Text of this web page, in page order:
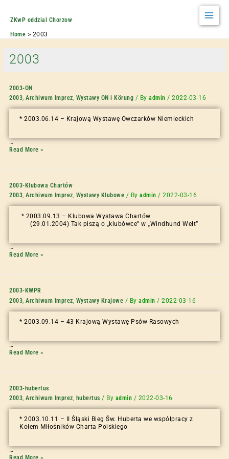
ZKwP oddzial Chorzow
Home
2003
2003
2003-ON
2003,Archiwum Imprez, Wystawy ON i Körung / Byadmin /2022-03-16
* 2003.06.14 – Krajową Wystawę Owczarków Niemieckich
…
Read More »
2003-Klubowa Chartów
2003,Archiwum Imprez, Wystawy Klubowe / Byadmin /2022-03-16
* 2003.09.13 – Klubowa Wystawa Chartów
(29.01.2004) Tak piszą o „klubówce” w „Windhund Welt”
…
Read More »
2003-KWPR
2003 ,Archiwum Imprez Wystawy Krajowe / Byadmin /2022-03-16
* 2003.09.14 – 43 Krajową Wystawę Psów Rasowych
…
Read More »
2003-hubertus
2003 ,Archiwum Imprez hubertus / By admin / 2022-03-16
* 2003.10.11 – II Śląski Bieg Św. Huberta we współpracy z
Kołem Miłośników Charta Polskiego
…
Read More »